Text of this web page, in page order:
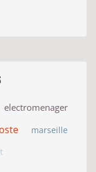
electromenager
marseille